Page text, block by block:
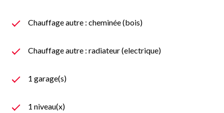
Chauffage autre : cheminée (bois)
Chauffage autre : radiateur (electrique)
1 garage(s)
1 niveau(x)